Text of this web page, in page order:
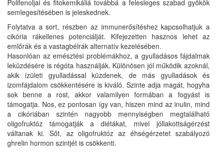
Polifenoljai és fitokemikáliá továbbá a felesleges szabad gyökök
semlegesítésében is jeleskednek.
Folytatva a sort, részben az immunerősítéshez kapcsolhatjuk a
cikória rákellenes potenciálját. Kifejezetten hasznos lehet az
emlőrák és a vastagbélrák alternatív kezelésében.
Hasonlóan az emésztési problémákhoz, a gyulladásos fájdalmak
leküzdésére is régóta használják. Különösen jól működik azoknál,
akik ízületi gyulladással küzdenek, de más gyulladások és
izomfájdalom csökkentésére is kiváló. Szinte adja magát, hogyha
sok benne a rost, akkor valamilyen formában a fogyást is
támogatja. Nos, ez pontosan így van, hiszen mind az inulin, mind
a cikóriában szintén nagyobb mennyiségben megtalálható
oligofruktóz támogatják a diétákat, mivel jóllakottságérzést
váltanak ki. Sőt, az oligofruktóz az éhségérzetet szabályozó
ghrelin hormon szintjét is csökkenti.